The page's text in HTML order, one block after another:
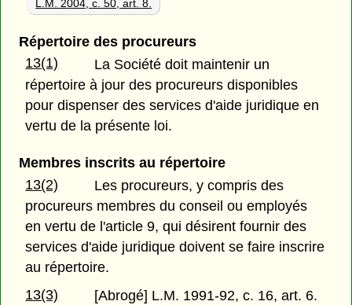
L.M. 2004, c. 50, art. 8.
Répertoire des procureurs
13(1)
La Société doit maintenir un
répertoire à jour des procureurs disponibles
pour dispenser des services d'aide juridique en
vertu de la présente loi.
Membres inscrits au répertoire
13(2)
Les procureurs, y compris des
procureurs membres du conseil ou employés
en vertu de l'article 9, qui désirent fournir des
services d'aide juridique doivent se faire inscrire
au répertoire.
13(3)
[Abrogé] L.M. 1991-92, c. 16, art. 6.